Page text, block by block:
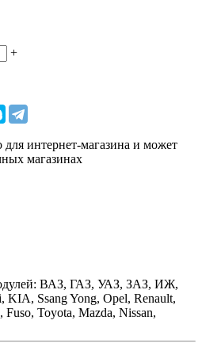
+
для интернет-магазина и может
магазинах
ВАЗ, ГАЗ, УАЗ, ЗАЗ, ИЖ,
KIA, Ssang Yong, Opel, Renault,
Toyota, Mazda, Nissan,